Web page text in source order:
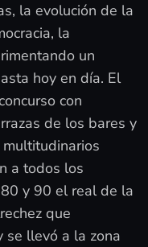
la evolución de la
la
un
hoy en día. El
con
de los bares y
a todos los
y 90 el real de la
que
se llevó a la zona